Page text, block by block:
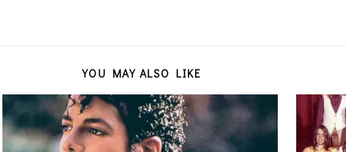
YOU MAY ALSO LIKE